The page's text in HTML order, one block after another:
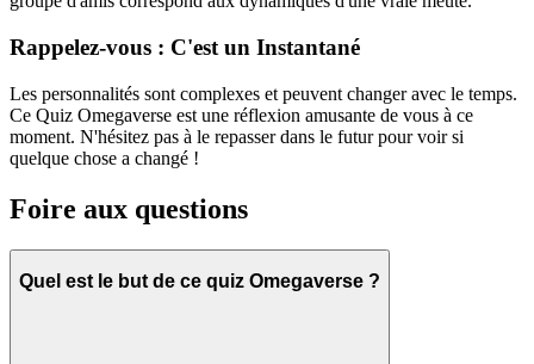
Rappelez-vous : C'est un Instantané
Les personnalités sont complexes et peuvent changer avec le temps.
Ce Quiz Omegaverse est une réflexion amusante de vous à ce
moment. N'hésitez pas à le repasser dans le futur pour voir si
quelque chose a changé !
Foire aux questions
Quel est le but de ce quiz Omegaverse ?